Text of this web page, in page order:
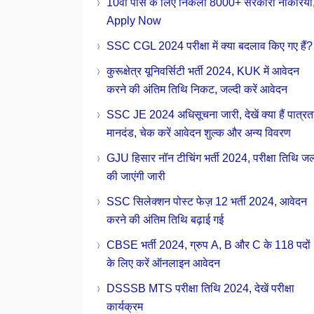
10वीं पास के लिए निकली 8000+ सरकारी नौकरियाँ,
Apply Now
SSC CGL 2024 परीक्षा में क्या बदलाव किए गए हैं?
कुरूक्षेत्र यूनिवर्सिटी भर्ती 2024, KUK में आवेदन
करने की अंतिम तिथि निकट, जल्दी करें आवेदन
SSC JE 2024 अधिसूचना जारी, देखें क्या हैं
मानदंड, चेक करें आवेदन शुल्क और अन्य विवरण
GJU हिसार नॉन टीचिंग भर्ती 2024, परीक्षा तिथि
की जाएंगी जारी
SSC सिलेक्शन पोस्ट फेज़ 12 भर्ती 2024, आवेदन
करने की अंतिम तिथि बढ़ाई गई
CBSE भर्ती 2024, ग्रुप A, B और C के 118 पदों
के लिए करें ऑनलाइन आवेदन
DSSSB MTS परीक्षा तिथि 2024, देखें परीक्षा
कार्यक्रम